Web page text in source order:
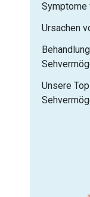
Symptome
Ursachen
Unsere